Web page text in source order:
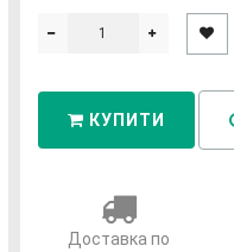
КУПИТИ
Доставка по